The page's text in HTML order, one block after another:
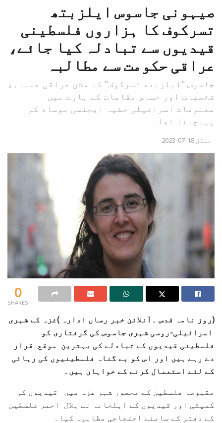
صیہونی جاسوس ایلزبتھ
تسرکوف کا ہزاروں فلسطینی
قیدیوں سے تبادلہ کیا جائے،
عراقی حکومت سے مطالبہ
جاسوس "ایلزبتھ تسرکوف" کا مشن عراقی علماء،
شخصیات اور حساس مقامات کے بارے میں
معلومات اسرائیلی خفیہ ایجنسی موساد کو
پہنچانا تھا۔
منگل 18-07-2023
0
SHARES
(روز نامہ قدس ۔آنلائن خبر رساں ادارہ )غزہ کے شہری
اسرائیلی-روسی شہری جاسوس کی گرفتاری کو
فلسطینی قیدیوں کے تبادلے کی بہترین موقع قرار
دے رہے ہیں اور اس کو بے گناہ فلسطینیوں کی رہائی
کے لئے استعمال کرنے کے خواہاں ہیں۔
مقبوضہ فلسطین کے محصور شہر غزہ میں قیدیوں کی
کمیٹی اور قیدیوں کے اہلخانہ نے ہلال احمر فلسطین
کے دفتر کے سامنے احتجاجی مظاہرہ کیا۔